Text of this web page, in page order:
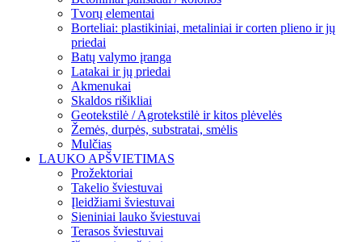
Tvorų elementai
Borteliai: plastikiniai, metaliniai ir corten plieno ir jų
priedai
Batų valymo įranga
Latakai ir jų priedai
Akmenukai
Skaldos rišikliai
Geotekstilė / Agrotekstilė ir kitos plėvelės
Žemės, durpės, substratai, smėlis
Mulčias
LAUKO APŠVIETIMAS
Prožektoriai
Takelio šviestuvai
Įleidžiami šviestuvai
Sieniniai lauko šviestuvai
Terasos šviestuvai